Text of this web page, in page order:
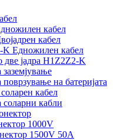
кабел
кабел
K Едножилен кабел
две јадра H1Z2Z2-K
заземјување
поврзување на батеријата
кабел
соларни кабли
1000V
1500V 50A